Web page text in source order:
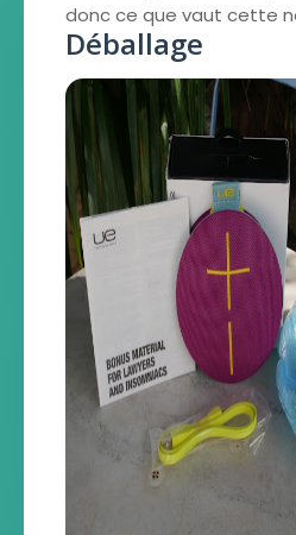
donc ce que vaut cette
Déballage